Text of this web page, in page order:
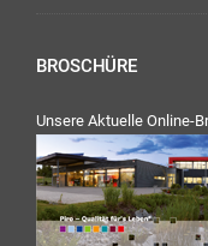
BROSCHÜRE
Unsere Aktuelle Online-